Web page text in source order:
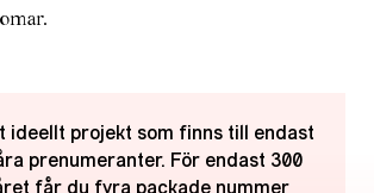
ideellt projekt som finns till endast
prenumeranter. För endast 300